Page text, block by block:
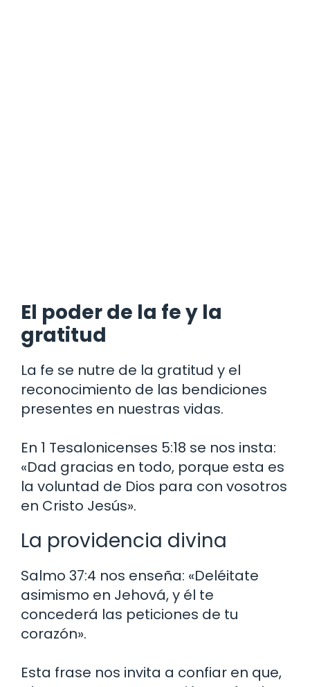
El poder de la fe y la
gratitud
La fe se nutre de la gratitud y el
reconocimiento de las bendiciones
presentes en nuestras vidas.
En 1 Tesalonicenses 5:18 se nos insta:
«Dad gracias en todo, porque esta es
la voluntad de Dios para con vosotros
en Cristo Jesús».
La providencia divina
Salmo 37:4 nos enseña: «Deléitate
asimismo en Jehová, y él te
concederá las peticiones de tu
corazón».
Esta frase nos invita a confiar en que,